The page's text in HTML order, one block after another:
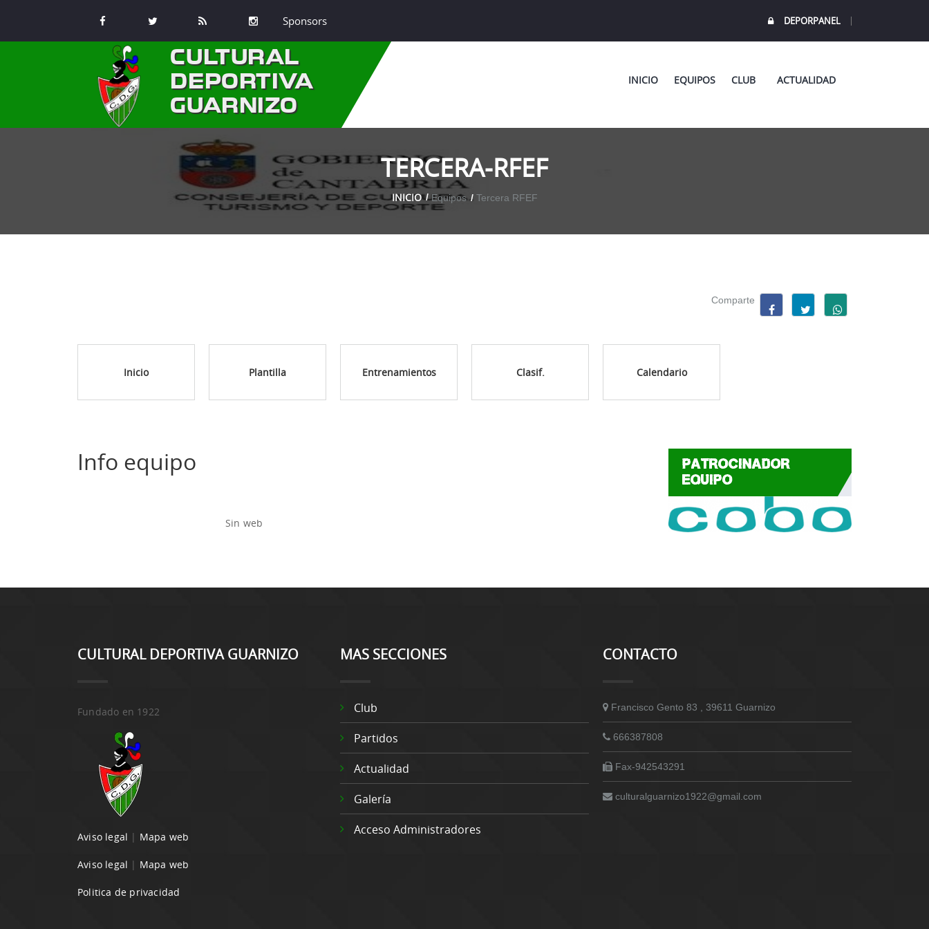
Sponsors DEPORPANEL
CULTURAL
DEPORTIVA
GUARNIZO
INICIO EQUIPOS CLUB ACTUALIDAD
TERCERA-RFEF
INICIO Equipos Tercera RFEF
Comparte
Inicio Plantilla Entrenamientos Clasif. Calendario
Info equipo
Sin web
PATROCINADOR
EQUIPO
CULTURAL DEPORTIVA GUARNIZO
Fundado en 1922
Aviso legal | Mapa web
Aviso legal | Mapa web
Politica de privacidad
MAS SECCIONES
Club
Partidos
Actualidad
Galería
Acceso Administradores
CONTACTO
Francisco Gento 83 , 39611 Guarnizo
666387808
Fax-942543291
culturalguarnizo1922@gmail.com